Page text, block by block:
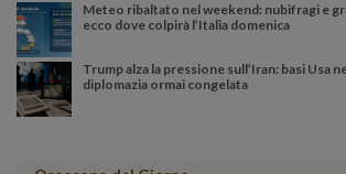
Meteo ribaltato nel weekend: nubifragi e
ecco dove colpirà l’Italia domenica
Trump alza la pressione sull’Iran: basi Usa
diplomazia ormai congelata